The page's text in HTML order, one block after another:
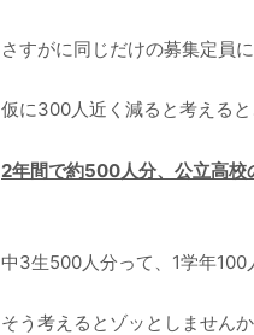
さすがに同じだけの募集定員
仮に300人近く減ると考えると
2年間で約500人分、公立高校
中3生500人分って、1学年100
そう考えるとゾッとしませんか